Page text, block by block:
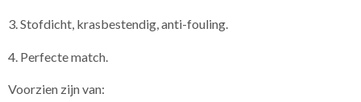
3. Stofdicht, krasbestendig, anti-fouling.
4. Perfecte match.
Voorzien zijn van: